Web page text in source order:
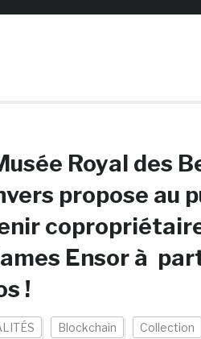
Royal des
propose au
Ensor à
!
Blockchain Collection